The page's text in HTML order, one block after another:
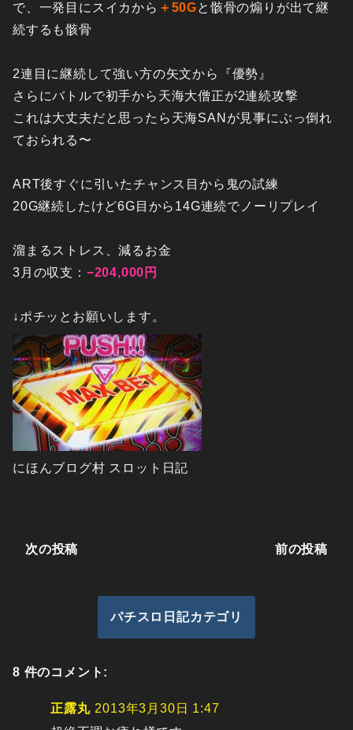
で、一発目にスイカから ＋50Gと骸骨の煽りが出て継
続するも骸骨
2連目に継続して強い方の矢文から『優勢』
さらにバトルで初手から天海大僧正が2連続攻撃
これは大丈夫だと思ったら天海SANが見事にぶっ倒れ
ておられる〜
ART後すぐに引いたチャンス目から鬼の試練
20G継続したけど6G目から14G連続でノーリプレイ
溜まるストレス、減るお金
3月の収支： −204,000円
↓ポチッとお願いします。
にほんブログ村 スロット日記
次の投稿 前の投稿
パチスロ日記カテゴリ
8 件のコメント:
正露丸 2013年3月30日 1:47